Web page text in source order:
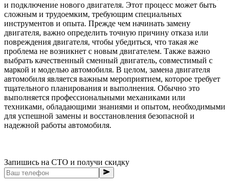
и подключение нового двигателя. Этот процесс может быть
сложным и трудоемким, требующим специальных
инструментов и опыта. Прежде чем начинать замену
двигателя, важно определить точную причину отказа или
повреждения двигателя, чтобы убедиться, что такая же
проблема не возникнет с новым двигателем. Также важно
выбрать качественный сменный двигатель, совместимый с
маркой и моделью автомобиля. В целом, замена двигателя
автомобиля является важным мероприятием, которое требует
тщательного планирования и выполнения. Обычно это
выполняется профессиональными механиками или
техниками, обладающими знаниями и опытом, необходимыми
для успешной замены и восстановления безопасной и
надежной работы автомобиля.
Запишись на СТО и получи скидку